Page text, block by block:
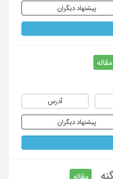
پیشنهاد دیگران
مقاله
آدرس
پیشنهاد دیگران
مقاله